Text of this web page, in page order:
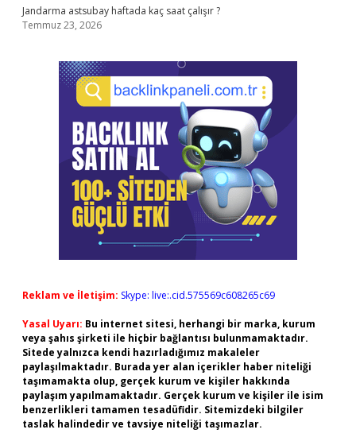
Jandarma astsubay haftada kaç saat çalışır ?
Temmuz 23, 2026
Reklam ve İletişim: Skype: live:.cid.575569c608265c69
Yasal Uyarı: Bu internet sitesi, herhangi bir marka, kurum
veya şahıs şirketi ile hiçbir bağlantısı bulunmamaktadır.
Sitede yalnızca kendi hazırladığımız makaleler
paylaşılmaktadır. Burada yer alan içerikler haber niteliği
taşımamakta olup, gerçek kurum ve kişiler hakkında
paylaşım yapılmamaktadır. Gerçek kurum ve kişiler ile isim
benzerlikleri tamamen tesadüfidir. Sitemizdeki bilgiler
taslak halindedir ve tavsiye niteliği taşımazlar.